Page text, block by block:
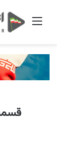
منو